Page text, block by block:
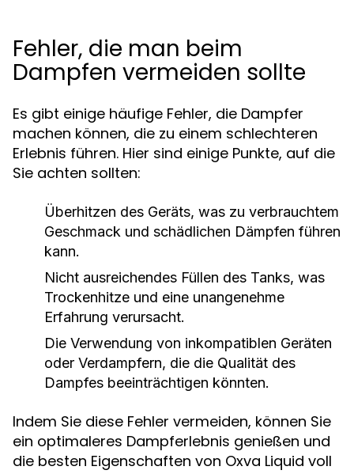
Fehler, die man beim
Dampfen vermeiden sollte
Es gibt einige häufige Fehler, die Dampfer
machen können, die zu einem schlechteren
Erlebnis führen. Hier sind einige Punkte, auf die
Sie achten sollten:
Überhitzen des Geräts, was zu verbrauchtem
Geschmack und schädlichen Dämpfen führen
kann.
Nicht ausreichendes Füllen des Tanks, was
Trockenhitze und eine unangenehme
Erfahrung verursacht.
Die Verwendung von inkompatiblen Geräten
oder Verdampfern, die die Qualität des
Dampfes beeinträchtigen könnten.
Indem Sie diese Fehler vermeiden, können Sie
ein optimaleres Dampferlebnis genießen und
die besten Eigenschaften von Oxva Liquid voll